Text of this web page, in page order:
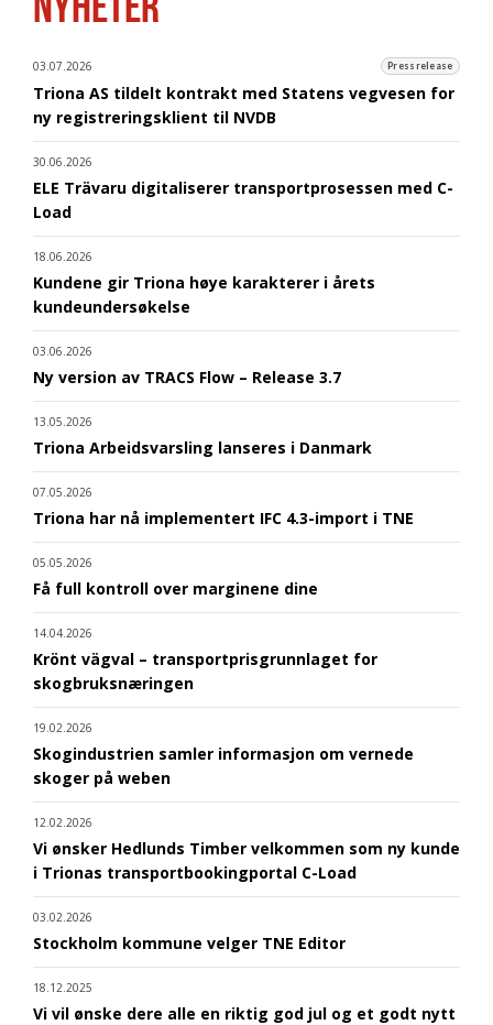
03.07.2026 Pressrelease
Triona AS tildelt kontrakt med Statens vegvesen for
ny registreringsklient til NVDB
30.06.2026
ELE Trävaru digitaliserer transportprosessen med C-
Load
18.06.2026
Kundene gir Triona høye karakterer i årets
kundeundersøkelse
03.06.2026
Ny version av TRACS Flow – Release 3.7
13.05.2026
Triona Arbeidsvarsling lanseres i Danmark
07.05.2026
Triona har nå implementert IFC 4.3-import i TNE
05.05.2026
Få full kontroll over marginene dine
14.04.2026
Krönt vägval – transportprisgrunnlaget for
skogbruksnæringen
19.02.2026
Skogindustrien samler informasjon om vernede
skoger på weben
12.02.2026
Vi ønsker Hedlunds Timber velkommen som ny kunde
i Trionas transportbookingportal C-Load
03.02.2026
Stockholm kommune velger TNE Editor
18.12.2025
Vi vil ønske dere alle en riktig god jul og et godt nytt